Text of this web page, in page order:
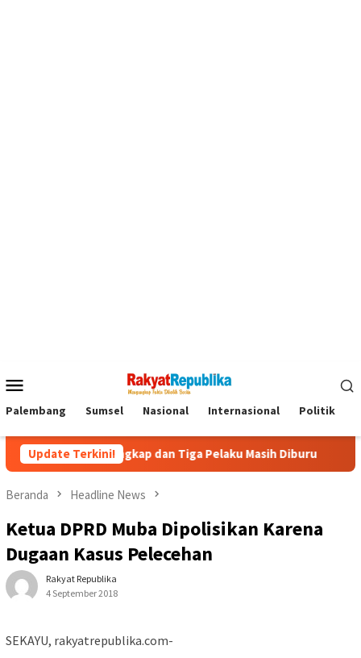
Mobile
Palembang Sumsel Nasional Internasional Politik
Update Terkini!
dan Tiga Pelaku Masih Diburu Kapolda
Beranda Headline News
Ketua DPRD Muba Dipolisikan Karena
Dugaan Kasus Pelecehan
Rakyat Republika
4 September 2018
SEKAYU, rakyatrepublika.com-